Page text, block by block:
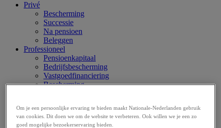
Privé
Bescherming
Successie
Na pensioen
Beleggen
Professioneel
Pensioenkapitaal
Bedrijfsbescherming
Vastgoedfinanciering
Bescherming
MultiPlan en MultiPlan+
Alto Cash Balance
Om je een persoonlijke ervaring te bieden maakt Nationale-Nederlanden gebruik
van cookies. Dit doen we om de website te verbeteren. Ook willen we je een zo
goed mogelijke bezoekerservaring bieden.